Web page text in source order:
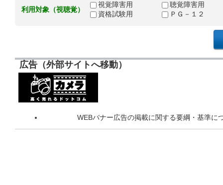
利用対象（視聴覚）
視覚障害用
聴覚障害用
資格試験用
ＰＧ－１２
広告（外部サイトへ移動）
WEBバナー広告の掲載に関する要綱・基準に